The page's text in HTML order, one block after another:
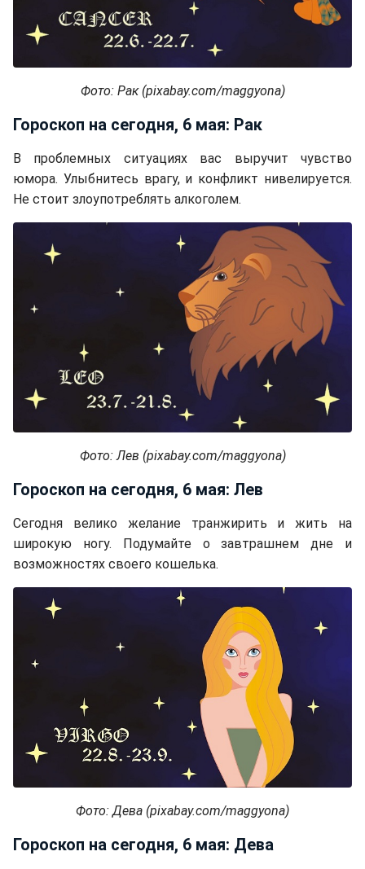
Фото: Рак (pixabay.com/maggyona)
Гороскоп на сегодня, 6 мая: Рак
В проблемных ситуациях вас выручит чувство
юмора. Улыбнитесь врагу, и конфликт нивелируется.
Не стоит злоупотреблять алкоголем.
Фото: Лев (pixabay.com/maggyona)
Гороскоп на сегодня, 6 мая: Лев
Сегодня велико желание транжирить и жить на
широкую ногу. Подумайте о завтрашнем дне и
возможностях своего кошелька.
Фото: Дева (pixabay.com/maggyona)
Гороскоп на сегодня, 6 мая: Дева